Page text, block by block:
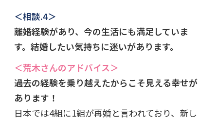
＜相談.4＞
離婚経験があり、今の生活にも満足していま
す。結婚したい気持ちに迷いがあります。
＜荒木さんのアドバイス＞
過去の経験を乗り越えたからこそ見える幸せが
あります！
日本では4組に1組が再婚と言われており、新し